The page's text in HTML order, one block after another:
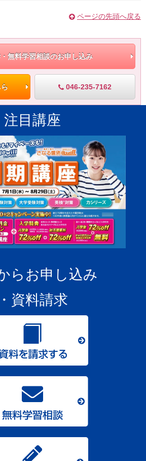
ページの先頭へ戻る
無料学習相談のお申し込み
046-235-7162
注目講座
らお申し込み
・資料請求